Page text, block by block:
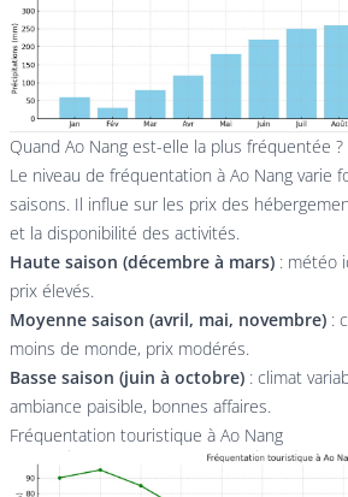
Quand Ao Nang est-elle la plus fréquentée ?
Le niveau de fréquentation à Ao Nang varie
saisons. Il influe sur les prix des
et la disponibilité des activités.
Haute saison (décembre à mars) : météo
prix élevés.
Moyenne saison (avril, mai, novembre) :
moins de monde, prix modérés.
Basse saison (juin à octobre) : climat
ambiance paisible, bonnes affaires.
Fréquentation touristique à Ao Nang